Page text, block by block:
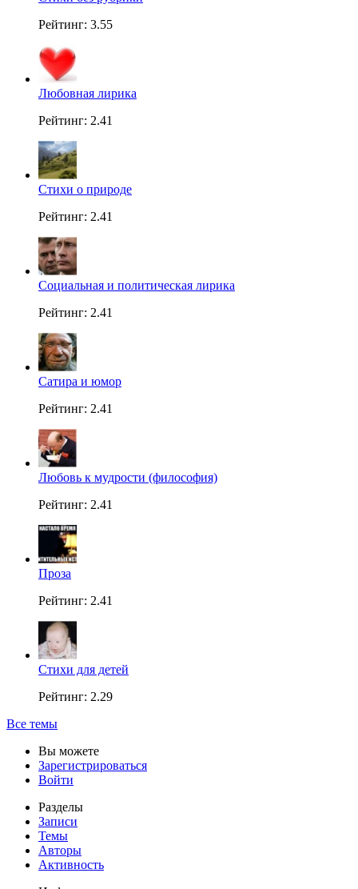
Рейтинг: 3.55
Любовная лирика
Рейтинг: 2.41
Стихи о природе
Рейтинг: 2.41
Социальная и политическая лирика
Рейтинг: 2.41
Сатира и юмор
Рейтинг: 2.41
Любовь к мудрости (философия)
Рейтинг: 2.41
Проза
Рейтинг: 2.41
Стихи для детей
Рейтинг: 2.29
Все темы
Вы можете
Зарегистрироваться
Войти
Разделы
Записи
Темы
Авторы
Активность